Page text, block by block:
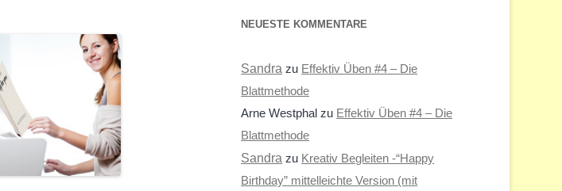
NEUESTE KOMMENTARE
Sandra zu Effektiv Üben #4 – Die
Blattmethode
Arne Westphal zu Effektiv Üben #4 – Die
Blattmethode
Sandra zu Kreativ Begleiten -“Happy
Birthday” mittelleichte Version (mit